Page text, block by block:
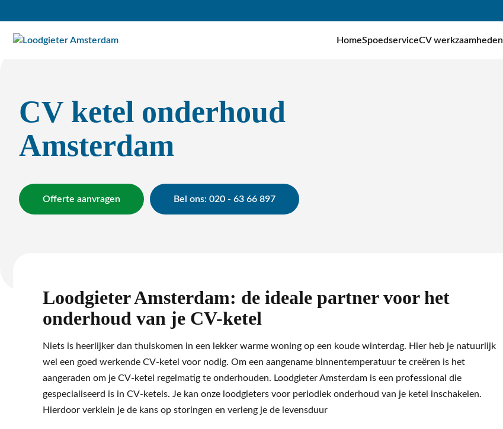
HomeSpoedserviceCV werkzaamheden
CV ketel onderhoud
Amsterdam
Offerte aanvragen Bel ons: 020 - 63 66 897
Loodgieter Amsterdam: de ideale partner voor het
onderhoud van je CV-ketel
Niets is heerlijker dan thuiskomen in een lekker warme woning op een koude winterdag. Hier heb je natuurlijk
wel een goed werkende CV-ketel voor nodig. Om een aangename binnentemperatuur te creëren is het
aangeraden om je CV-ketel regelmatig te onderhouden. Loodgieter Amsterdam is een professional die
gespecialiseerd is in CV-ketels. Je kan onze loodgieters voor periodiek onderhoud van je ketel inschakelen.
Hierdoor verklein je de kans op storingen en verleng je de levensduur